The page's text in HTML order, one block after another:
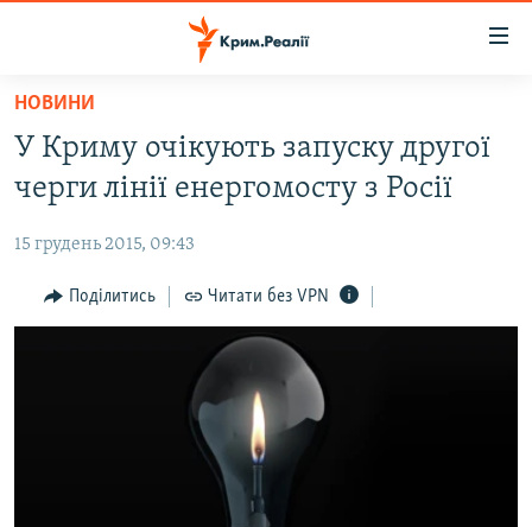
Перейти
основного
матеріалу
Перейти
до
навігації
Перейти
ВОДА.КРИМ
ВІДЕО ТА ФОТО
ПОЛІТИКА
БЛОГИ
ЯК ОБІЙТИ БЛОКУВАННЯ
НОВИНИ
У Криму очікують запуску другої
черги лінії енергомосту з Росії
15 грудень 2015, 09:43
Поділитись Читати без VPN